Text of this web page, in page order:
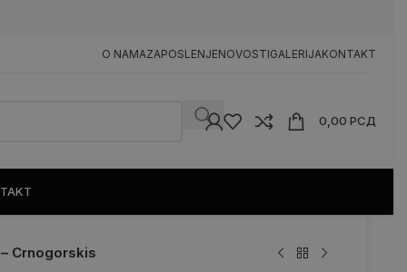
O NAMAZAPOSLENJENOVOSTIGALERIJAKONTAKT
0,00 РСД
Crnogorskis